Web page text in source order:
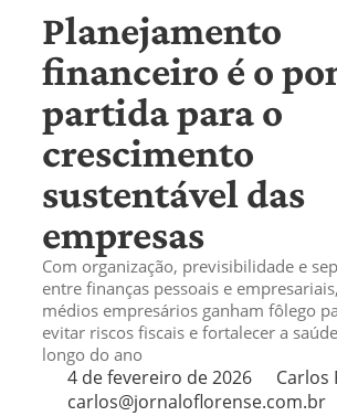
Planejamento
financeiro é o
partida para o
crescimento
sustentável das
empresas
Com organização, previsibilidade e
entre finanças pessoais e
médios empresários ganham fôlego
evitar riscos fiscais e fortalecer a
longo do ano
4 de fevereiro de 2026
Carlos
carlos@jornaloflorense.com.br